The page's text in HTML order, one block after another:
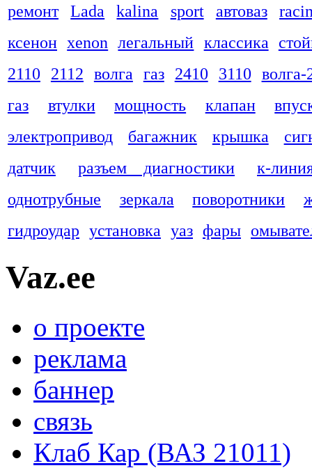
ремонт
Lada kalina sport автоваз
ксенон xenon легальный классика
2110
2112 волга газ 2410 3110 волга-
газ
втулки мощность клапан
электропривод
багажник крышка
датчик
разъем диагностики
к-
однотрубные
зеркала поворотники
гидроудар установка уаз фары
Vaz.ee
о проекте
реклама
баннер
связь
Клаб Кар (ВАЗ 21011)